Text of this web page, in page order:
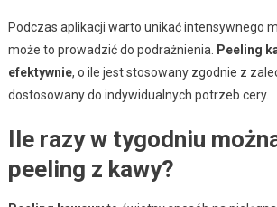
Podczas aplikacji warto unikać intensywnego
może to prowadzić do podrażnienia. Peeling
efektywnie, o ile jest stosowany zgodnie z
dostosowany do indywidualnych potrzeb cery.
Ile razy w tygodniu
peeling z kawy?